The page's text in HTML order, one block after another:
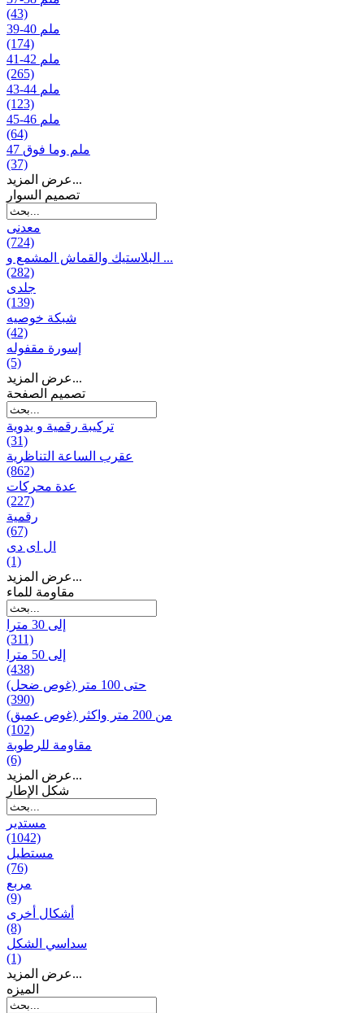
(43)
39-40 ملم
(174)
41-42 ملم
(265)
43-44 ملم
(123)
45-46 ملم
(64)
47 ملم وما فوق
(37)
عرض المزيد...
تصمیم السوار
معدنی
(724)
البلاستيك والقماش المشمع و ...
(282)
جلدی
(139)
شبكة خوصیه
(42)
إسورة مقفوله
(5)
عرض المزيد...
تصميم الصفحة
تركيبة رقمية و يدوية
(31)
عقرب الساعة التناظرية
(862)
عدة محركات
(227)
رقمية
(67)
ال ای دی
(1)
عرض المزيد...
مقاومة للماء
إلى 30 مترا
(311)
إلى 50 مترا
(438)
حتى 100 متر (غوص ضحل)
(390)
من 200 متر واکثر (غوص عميق)
(102)
مقاومة للرطوبة
(6)
عرض المزيد...
شكل الإطار
مستدير
(1042)
مستطيل
(76)
مربع
(9)
أشكال أخرى
(8)
سداسي الشكل
(1)
عرض المزيد...
المیزه